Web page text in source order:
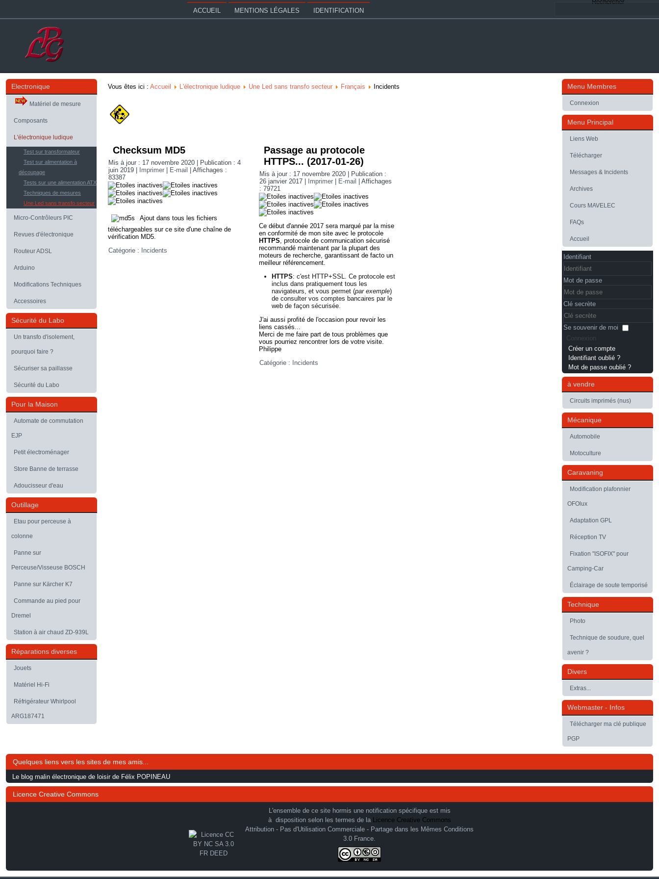
Rechercher
ACCUEIL
MENTIONS LÉGALES IDENTIFICATION
Electronique
Matériel de mesure
Composants
L'électronique ludique
Test sur transformateur
Test sur alimentation à
découpage
Tests sur une alimentation ATX
Techniques de mesures
Une Led sans transfo secteur
Micro-Contrôleurs PIC
Revues d'électronique
Routeur ADSL
Arduino
Modifications Techniques
Accessoires
Sécurité du Labo
Un transfo d'isolement,
pourquoi faire ?
Sécuriser sa paillasse
Sécurité du Labo
Pour la Maison
Automate de commutation
EJP
Petit électroménager
Store Banne de terrasse
Adoucisseur d'eau
Outillage
Etau pour perceuse à
colonne
Panne sur
Perceuse/Visseuse BOSCH
Panne sur Kärcher K7
Commande au pied pour
Dremel
Station à air chaud ZD-939L
Réparations diverses
Jouets
Matériel Hi-Fi
Réfrigérateur Whirlpool
ARG187471
Vous êtes ici : Accueil L'électronique ludique Une Led sans transfo secteur Français Incidents
Checksum MD5
Mis à jour : 17 novembre 2020
Publication : 4
juin 2019
Imprimer E-mail
Affichages :
83387
Ajout dans tous les fichiers
téléchargeables sur ce site d'une chaîne de
vérification MD5.
Catégorie :
Incidents
Passage au protocole
HTTPS... (2017-01-26)
Mis à jour : 17 novembre 2020
Publication :
26 janvier 2017
Imprimer E-mail |Affichages
: 79721
Ce début d'année 2017 sera marqué par la mise
en conformité de mon site avec le protocole
HTTPS, protocole de communication sécurisé
recommandé maintenant par la plupart des
moteurs de recherche, garantissant de facto un
meilleur référencement.
HTTPS: c'est HTTP+SSL. Ce protocole est
inclus dans pratiquement tous les
navigateurs, et vous permet (par exemple)
de consulter vos comptes bancaires par le
web de façon sécurisée.
J'ai aussi profité de l'occasion pour revoir les
liens cassés...
Merci de me faire part de tous problèmes que
vous pourriez rencontrer lors de votre visite.
Philippe
Catégorie :
Incidents
Menu Membres
Connexion
Menu Principal
Liens Web
Télécharger
Messages & Incidents
Archives
Cours MAVELEC
FAQs
Accueil
Identifiant
Mot de passe
Clé secrète
Se souvenir de moi
Connexion
Créer un compte
Identifiant oublié ?
Mot de passe oublié ?
à vendre
Circuits imprimés (nus)
Mécanique
Automobile
Motoculture
Caravaning
Modification plafonnier
OFOlux
Adaptation GPL
Réception TV
Fixation "ISOFIX" pour
Camping-Car
Éclairage de soute temporisé
Technique
Photo
Technique de soudure, quel
avenir ?
Divers
Extras...
Webmaster - Infos
Télécharger ma clé publique
PGP
Quelques liens vers les sites de mes amis...
Le blog malin électronique de loisir de Félix POPINEAU
Licence Creative Commons
L'ensemble de ce site hormis une notification spécifique est mis
à disposition selon les termes de la Licence Creative Commons
Attribution - Pas d'Utilisation Commerciale - Partage dans les Mêmes Conditions
3.0 France.